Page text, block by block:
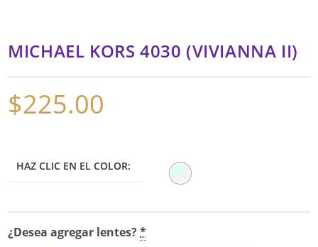
MICHAEL KORS 4030 (VIVIANNA II)
$225.00
HAZ CLIC EN EL COLOR:
¿Desea agregar lentes?*